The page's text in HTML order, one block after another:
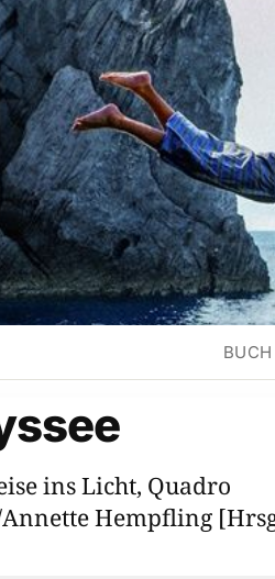
BUCH
ins Licht, Quadro
Hempfling